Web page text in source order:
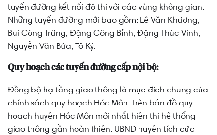
tuyến đường kết nối đô thị với các vùng không gian.
Những tuyến đường mới bao gồm: Lê Văn Khương,
Bùi Công Trừng, Đặng Công Bỉnh, Đặng Thúc Vinh,
Nguyễn Văn Bứa, Tô Ký.
Quy hoạch các tuyến đường cấp nội bộ:
Đồng bộ hạ tầng giao thông là mục đích chung của
chính sách quy hoạch Hóc Môn. Trên bản đồ quy
hoạch huyện Hóc Môn mới nhất hiện thị hệ thống
giao thông gần hoàn thiện. UBND huyện tích cực